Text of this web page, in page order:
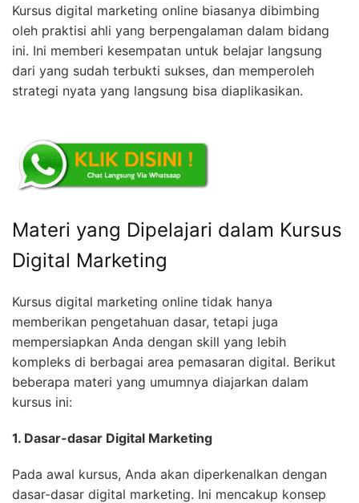
Kursus digital marketing online biasanya dibimbing
oleh praktisi ahli yang berpengalaman dalam bidang
ini. Ini memberi kesempatan untuk belajar langsung
dari yang sudah terbukti sukses, dan memperoleh
strategi nyata yang langsung bisa diaplikasikan.
Materi yang Dipelajari dalam Kursus
Digital Marketing
Kursus digital marketing online tidak hanya
memberikan pengetahuan dasar, tetapi juga
mempersiapkan Anda dengan skill yang lebih
kompleks di berbagai area pemasaran digital. Berikut
beberapa materi yang umumnya diajarkan dalam
kursus ini:
1. Dasar-dasar Digital Marketing
Pada awal kursus, Anda akan diperkenalkan dengan
dasar-dasar digital marketing. Ini mencakup konsep